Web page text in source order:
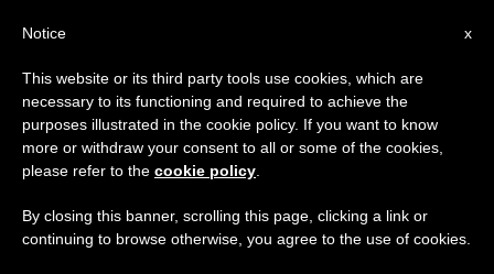
ETIQUETA
Posts Tagged ‘oración
Con Los Sacerdotes’
×
Aviso importante
Del 27 de julio al 7 de agosto haremos la pausa
anual, aprovechando que en el periodo de verano
se generan menos informaciones y también el
x
Notice
This website or its third party tools use cookies, which are
necessary to its functioning and required to achieve the
purposes illustrated in the cookie policy. If you want to know
more or withdraw your consent to all or some of the cookies,
please refer to the cookie policy
By closing this banner, scrolling this page, clicking a link or
continuing to browse otherwise, you agree to the use of cookies.